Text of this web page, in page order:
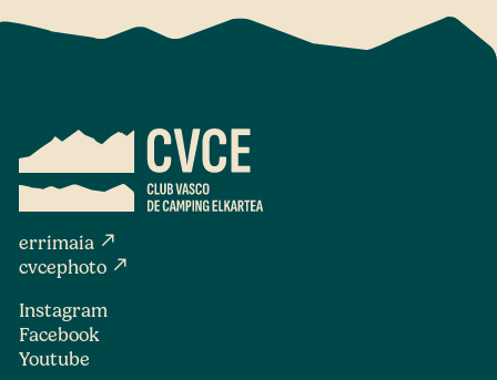
errimaia north_east
cvcephoto north_east
Instagram
Facebook
Youtube